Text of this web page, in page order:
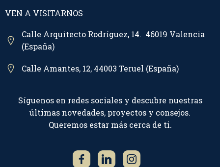
VEN A VISITARNOS
Calle Arquitecto Rodríguez, 14. 46019 Valencia
(España)
Calle Amantes, 12, 44003 Teruel (España)
Síguenos en redes sociales y descubre nuestras
últimas novedades, proyectos y consejos.
Queremos estar más cerca de ti.